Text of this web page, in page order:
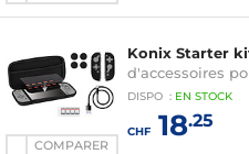
COMPARER
Konix Starter
d'accessoires
DISPO : EN STOCK
CHF18.25